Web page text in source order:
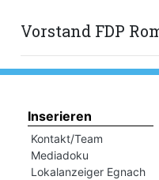
Vorstand FDP
Inserieren
Kontakt/Team
Mediadoku
Lokalanzeiger Egnach